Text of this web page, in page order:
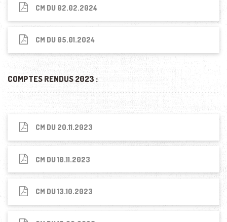
CM DU 02.02.2024
CM DU 05.01.2024
COMPTES RENDUS 2023 :
CM DU 20.11.2023
CM DU 10.11.2023
CM DU 13.10.2023